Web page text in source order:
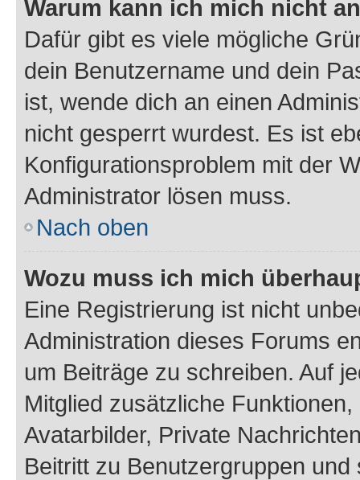
Warum kann ich mich nicht
Dafür gibt es viele mögliche
dein Benutzername und dein
ist, wende dich an einen
nicht gesperrt wurdest. Es ist
Konfigurationsproblem mit der
Administrator lösen muss.
Nach oben
Wozu muss ich mich
Eine Registrierung ist nicht
Administration dieses Forums
um Beiträge zu schreiben. Auf
Mitglied zusätzliche
Avatarbilder, Private
Beitritt zu Benutzergruppen